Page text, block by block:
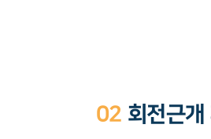
02 회전근개